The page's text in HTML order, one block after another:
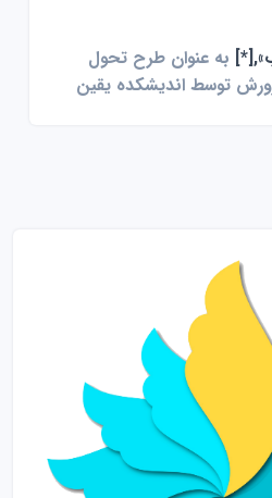
,[*]به عنوان طرح تحول
توسط اندیشکده یقین